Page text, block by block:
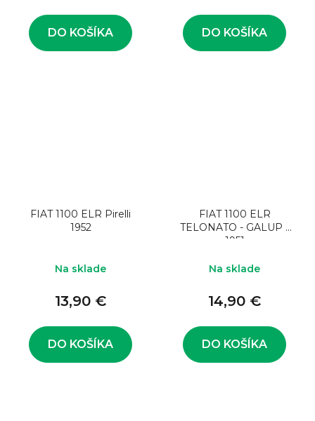
DO KOŠÍKA DO KOŠÍKA
FIAT 1100 ELR Pirelli
1952
Na sklade
13,90 €
DO KOŠÍKA
FIAT 1100 ELR
TELONATO - GALUP -
1951
Na sklade
14,90 €
DO KOŠÍKA